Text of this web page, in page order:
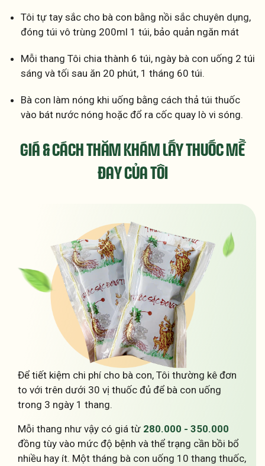
Tôi tự tay sắc cho bà con bằng nồi sắc chuyên dụng,
đóng túi vô trùng 200ml 1 túi, bảo quản ngăn mát
Mỗi thang Tôi chia thành 6 túi, ngày bà con uống 2 túi
sáng và tối sau ăn 20 phút, 1 tháng 60 túi.
Bà con làm nóng khi uống bằng cách thả túi thuốc
vào bát nước nóng hoặc đổ ra cốc quay lò vi sóng.
GIÁ & CÁCH THĂM KHÁM LẤY THUỐC MỀ
ĐAY CỦA TÔI
Để tiết kiệm chi phí cho bà con, Tôi thường kê đơn
to với trên dưới 30 vị thuốc đủ để bà con uống
trong 3 ngày 1 thang.
Mỗi thang như vậy có giá từ 280.000 - 350.000
đồng tùy vào mức độ bệnh và thể trạng cần bồi bổ
nhiều hay ít. Một tháng bà con uống 10 thang thuốc,